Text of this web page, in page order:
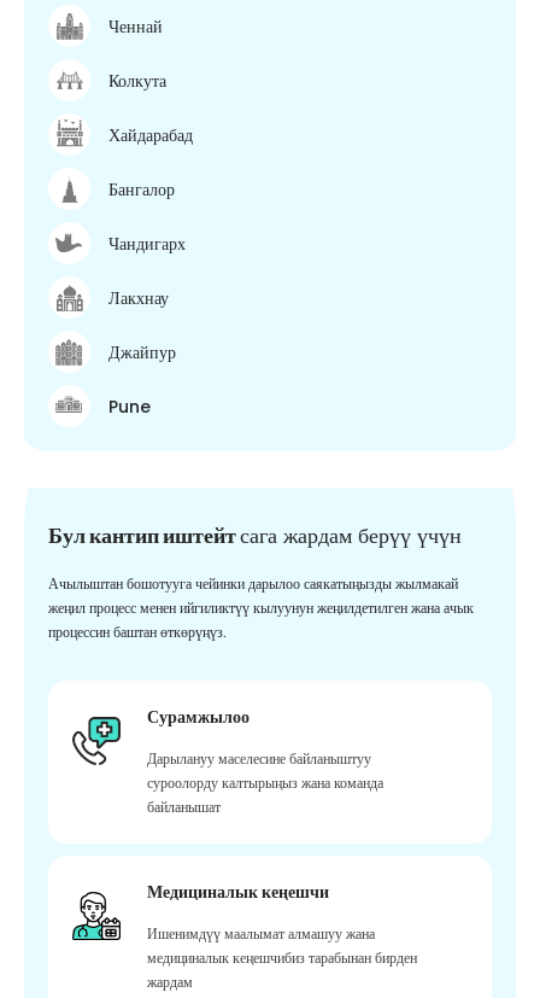
Ченнай
Колкута
Хайдарабад
Бангалор
Чандигарх
Лакхнау
Джайпур
Pune
Бул кантип иштейтсага жардам берүү үчүн
Ачылыштан бошотууга чейинки дарылоо саякатыңызды жылмакай
жеңил процесс менен ийгиликтүү кылуунун жеңилдетилген жана ачык
процессин баштан өткөрүңүз.
Сурамжылоо
Дарылануу маселесине байланыштуу
суроолорду калтырыңыз жана команда
байланышат
Медициналык кеңешчи
Ишенимдүү маалымат алмашуу жана
медициналык кеңешчибиз тарабынан бирден
жардам